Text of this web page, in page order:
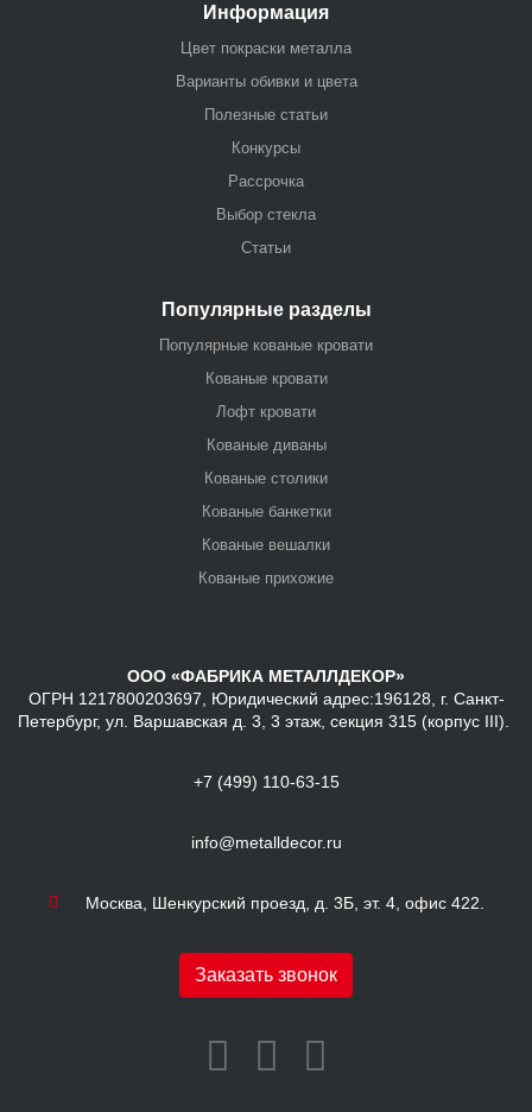
Информация
Цвет покраски металла
Варианты обивки и цвета
Полезные статьи
Конкурсы
Рассрочка
Выбор стекла
Статьи
Популярные разделы
Популярные кованые кровати
Кованые кровати
Лофт кровати
Кованые диваны
Кованые столики
Кованые банкетки
Кованые вешалки
Кованые прихожие
ООО «ФАБРИКА МЕТАЛЛДЕКОР»
ОГРН 1217800203697, Юридический адрес:196128, г. Санкт-
Петербург, ул. Варшавская д. 3, 3 этаж, секция 315 (корпус III).
+7 (499) 110-63-15
info@metalldecor.ru
Москва, Шенкурский проезд, д. 3Б, эт. 4, офис 422.
Заказать звонок